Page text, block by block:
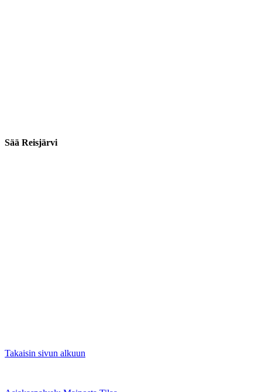
Sää Reisjärvi
Takaisin sivun alkuun